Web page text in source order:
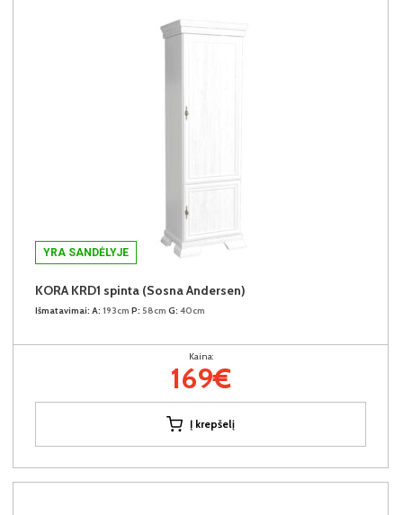
YRA SANDĖLYJE
KORA KRD1 spinta (Sosna Andersen)
Išmatavimai: A: 193cm P: 58cm G: 40cm
Kaina:
169€
Į krepšelį